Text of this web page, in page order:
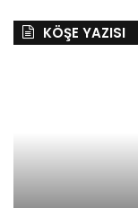
KÖŞE YAZISI